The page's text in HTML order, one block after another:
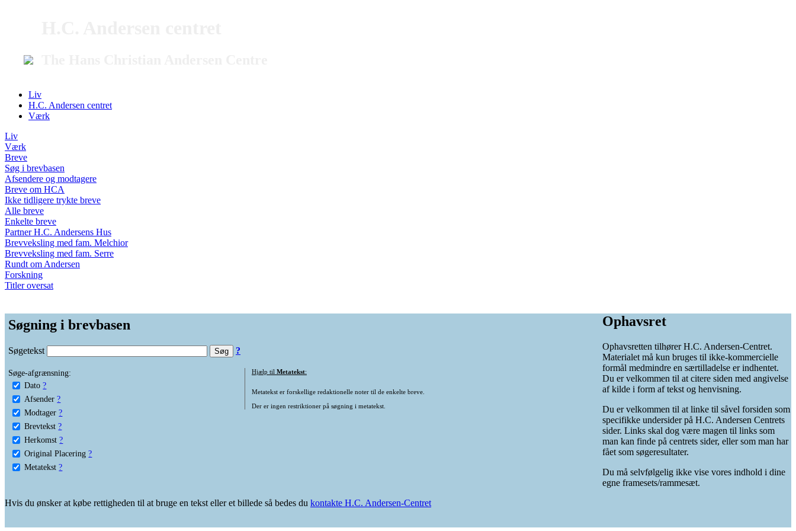
Liv
H.C. Andersen centret
Værk
Liv
Værk
Breve
Søg i brevbasen
Afsendere og modtagere
Breve om HCA
Ikke tidligere trykte breve
Alle breve
Enkelte breve
Partner H.C. Andersens Hus
Brevveksling med fam. Melchior
Brevveksling med fam. Serre
Rundt om Andersen
Forskning
Titler oversat
Søgning i brevbasen
Søgetekst ?
Søge-afgrænsning:
Dato ?
Afsender ?
Modtager ?
Brevtekst ?
Herkomst ?
Original Placering ?
Metatekst ?
Hjælp til Metatekst:
Metatekst er forskellige redaktionelle noter til de enkelte breve.
Der er ingen restriktioner på søgning i metatekst.
Ophavsret
Ophavsretten tilhører H.C. Andersen-Centret.
Materialet må kun bruges til ikke-kommercielle
formål medmindre en særtilladelse er indhentet.
Du er velkommen til at citere siden med angivelse
af kilde i form af tekst og henvisning.
Du er velkommen til at linke til såvel forsiden som
specifikke undersider på H.C. Andersen Centrets
sider. Links skal dog være magen til links som
man kan finde på centrets sider, eller som man har
fået som søgeresultater.
Du må selvfølgelig ikke vise vores indhold i dine
egne framesets/rammesæt.
Hvis du ønsker at købe rettigheden til at bruge en tekst eller et billede så bedes du kontakte H.C. Andersen-Centret